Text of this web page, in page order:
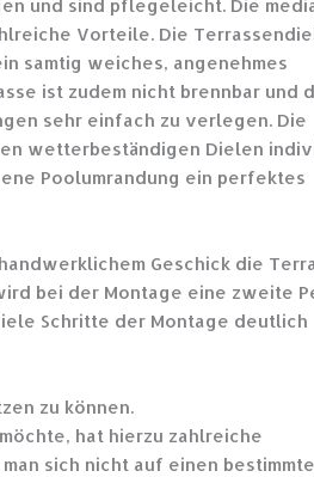
und sind pflegeleicht.Die
Vorteile. Die
samtig weiches, angenehmes
ist zudem nicht brennbar und
sehr einfach zu verlegen. Die
wetterbeständigen Dielen
Poolumrandung ein perfektes
Geschick die
bei der Montage eine zweite
Schritte der Montage deutlich
zu können.
hat hierzu zahlreiche
sich nicht auf einen